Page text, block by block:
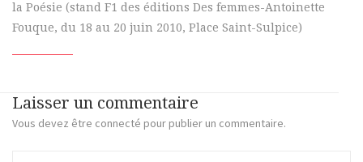
la Poésie (stand F1 des éditions Des femmes-Antoinette
Fouque, du 18 au 20 juin 2010, Place Saint-Sulpice)
Laisser un commentaire
Vous devez être connecté pour publier un commentaire.